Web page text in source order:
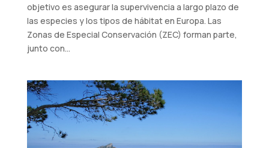
objetivo es asegurar la supervivencia a largo plazo de
las especies y los tipos de hábitat en Europa. Las
Zonas de Especial Conservación (ZEC) forman parte,
junto con...